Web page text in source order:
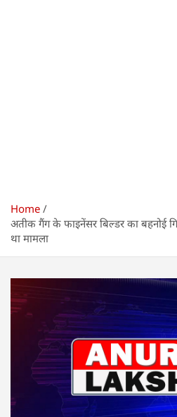
Home
अतीक गैंग के फाइनेंसर बिल्डर का बहनोई
था मामला